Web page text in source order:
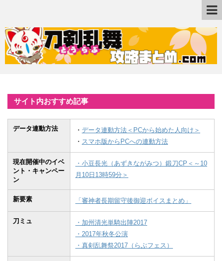
サイト内おすすめ記事
データ連動方法 ・ データ連動方法＜PCから始めた人向け＞
・ スマホ版からPCへの連動方法
現在開催中のイベ
ント・キャンペー
ン
・小豆長光（あずきながみつ）鍛刀CP＜～10
月10日13時59分＞
新要素 「審神者長期留守後御迎ボイスまとめ」
刀ミュ
・加州清光単騎出陣2017
・2017年秋冬公演
・真剣乱舞祭2017（らぶフェス）